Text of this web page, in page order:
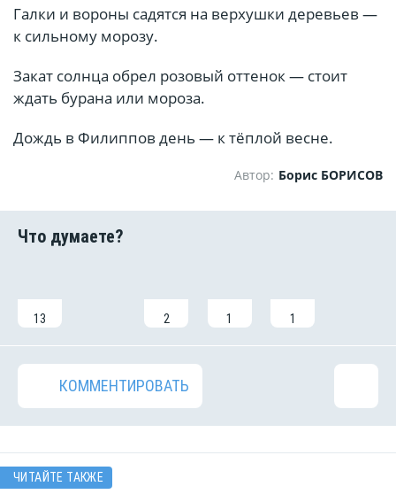
Галки и вороны садятся на верхушки деревьев —
к сильному морозу.
Закат солнца обрел розовый оттенок — стоит
ждать бурана или мороза.
Дождь в Филиппов день — к тёплой весне.
Автор: Борис БОРИСОВ
13 2 1 1
КОММЕНТИРОВАТЬ
ЧИТАЙТЕ ТАКЖЕ